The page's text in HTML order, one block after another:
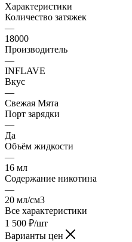
Характеристики
Количество затяжек
—
18000
Производитель
—
INFLAVE
Вкус
—
Свежая Мята
Порт зарядки
—
Да
Объём жидкости
—
16 мл
Содержание никотина
—
20 мл/см3
Все характеристики
1 500 ₽/шт
Варианты цен